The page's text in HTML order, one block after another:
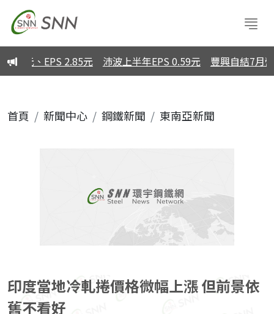
元、EPS 2.85元 沛波上半年EPS 0.59元 豐興自結7月營
首頁 新聞中心 鋼鐵新聞 東南亞新聞
印度當地冷軋捲價格微幅上漲 但前景依
舊不看好